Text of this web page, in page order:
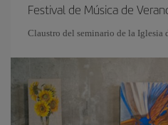
Festival de Música de
Claustro del seminario de la Iglesia